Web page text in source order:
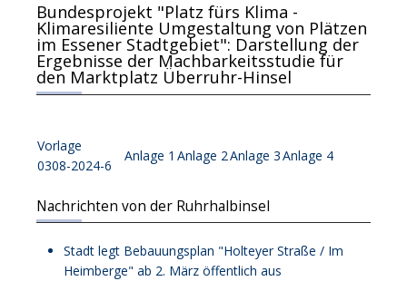
Bundesprojekt "Platz fürs Klima -
Klimaresiliente Umgestaltung von Plätzen
im Essener Stadtgebiet": Darstellung der
Ergebnisse der Machbarkeitsstudie für
den Marktplatz Überruhr-Hinsel
Vorlage
0308-2024-6
Anlage 1 Anlage 2Anlage 3Anlage 4
Nachrichten von der Ruhrhalbinsel
Stadt legt Bebauungsplan "Holteyer Straße / Im
Heimberge" ab 2. März öffentlich aus